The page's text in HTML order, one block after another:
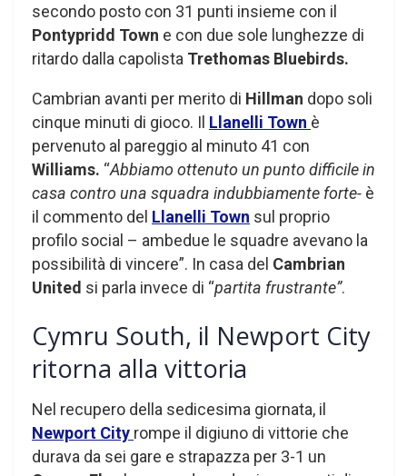
secondo posto con 31 punti insieme con il
Pontypridd Town e con due sole lunghezze di
ritardo dalla capolista Trethomas Bluebirds.
Cambrian avanti per merito di Hillman dopo soli
cinque minuti di gioco. Il Llanelli Town è
pervenuto al pareggio al minuto 41 con
Williams. “Abbiamo ottenuto un punto difficile in
casa contro una squadra indubbiamente forte- è
il commento del Llanelli Town sul proprio
profilo social – ambedue le squadre avevano la
possibilità di vincere”. In casa del Cambrian
United si parla invece di “partita frustrante”.
Cymru South, il Newport City
ritorna alla vittoria
Nel recupero della sedicesima giornata, il
Newport City rompe il digiuno di vittorie che
durava da sei gare e strapazza per 3-1 un